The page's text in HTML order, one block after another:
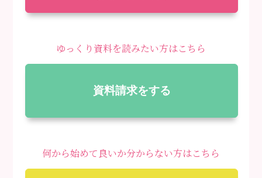
ゆっくり資料を読みたい方はこちら
資料請求をする
何から始めて良いか分からない方はこちら